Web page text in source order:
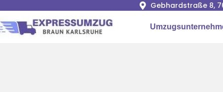
Gebhardstraße 8,